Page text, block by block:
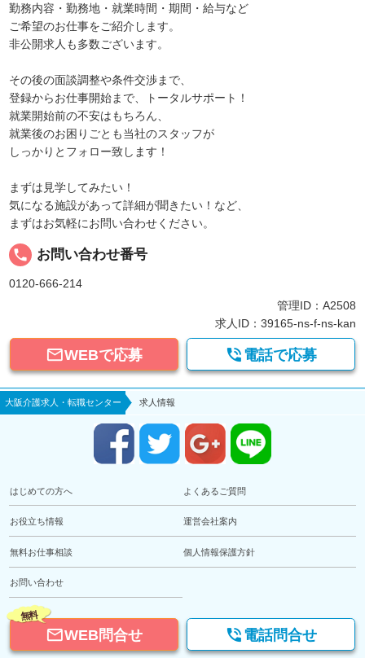
勤務内容・勤務地・就業時間・期間・給与など
ご希望のお仕事をご紹介します。
非公開求人も多数ございます。
その後の面談調整や条件交渉まで、
登録からお仕事開始まで、トータルサポート！
就業開始前の不安はもちろん、
就業後のお困りごとも当社のスタッフが
しっかりとフォロー致します！
まずは見学してみたい！
気になる施設があって詳細が聞きたい！など、
まずはお気軽にお問い合わせください。
local_phone お問い合わせ番号
0120-666-214
管理ID：A2508
求人ID：39165-ns-f-ns-kan
WEBで応募  電話で応募
大阪介護求人・転職センター 求人情報
はじめての方へ よくあるご質問
お役立ち情報 運営会社案内
無料お仕事相談 個人情報保護方針
お問い合わせ
無料
WEB問合せ  電話問合せ